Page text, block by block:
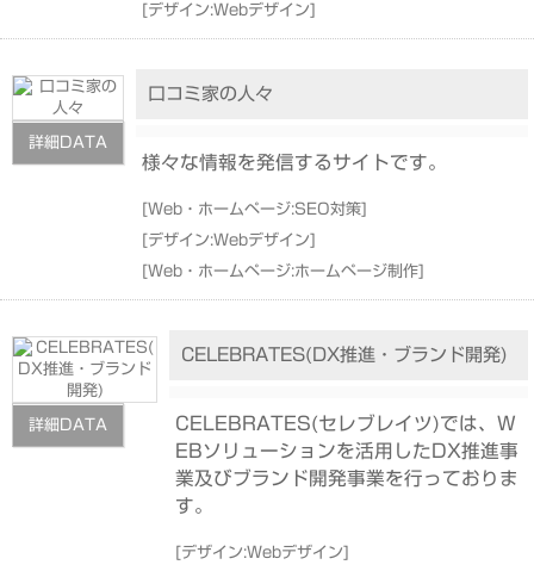
[デザイン:Webデザイン]
詳細DATA
口コミ家の人々
様々な情報を発信するサイトです。
[Web・ホームページ:SEO対策]
[デザイン:Webデザイン]
[Web・ホームページ:ホームページ制作]
詳細DATA
CELEBRATES(DX推進・ブランド開発)
CELEBRATES(セレブレイツ)では、W
EBソリューションを活用したDX推進事
業及びブランド開発事業を行っておりま
す。
[デザイン:Webデザイン]